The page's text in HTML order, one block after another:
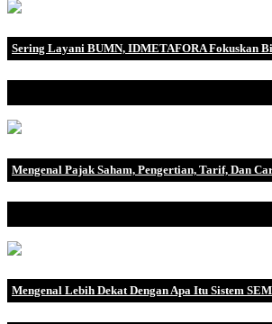
Sering Layani BUMN, IDMETAFORA Fokuskan
Mengenal Pajak Saham, Pengertian, Tarif, Dan
Mengenal Lebih Dekat Dengan Apa Itu Sistem